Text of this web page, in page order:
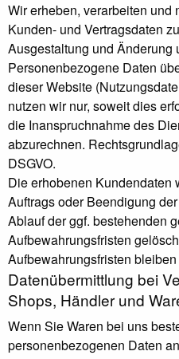
Wir erheben, verarbeiten
Kunden- und Vertragsdaten
Ausgestaltung und Änderung
Personenbezogene Daten
dieser Website
nutzen wir nur, soweit dies
die Inanspruchnahme des
abzurechnen.
DSGVO.
Die erhobenen Kundendaten
Auftrags oder Beendigung
Ablauf der ggf. bestehenden
Aufbewahrungsfristen
Aufbewahrungsfristen
Daten­übermittlung bei
Shops, Händler und
Wenn Sie Waren bei uns
personenbezogenen Daten